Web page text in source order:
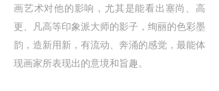
画艺术对他的影响，尤其是能看出塞尚、高
更、凡高等印象派大师的影子，绚丽的色彩墨
韵，造新用新，有流动、奔涌的感觉，最能体
现画家所表现出的意境和旨趣。